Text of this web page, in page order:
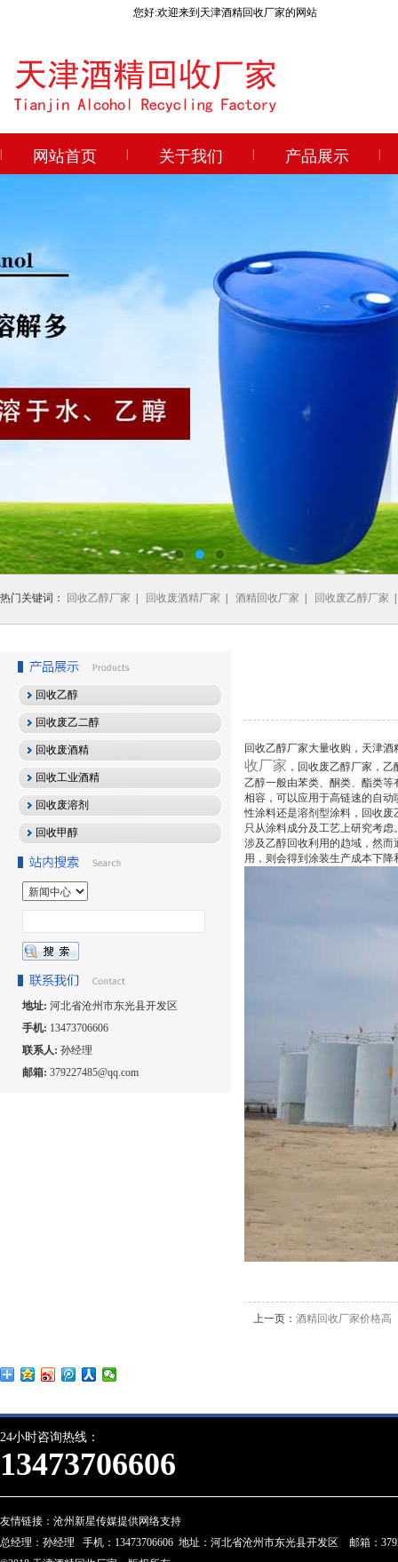
您好:欢迎来到天津酒精回收厂家的网站
网站首页 关于我们 产品展示
热门关键词： 回收乙醇厂家 回收废酒精厂家 酒精回收厂家 回收废乙醇厂家
回收乙醇
回收废乙二醇
回收废酒精
回收工业酒精
回收废溶剂
回收甲醇
地址: 河北省沧州市东光县开发区
手机: 13473706606
联系人: 孙经理
邮箱: 379227485@qq.com
回收乙醇厂家大量收购，天津
收厂家 ，回收废乙醇厂家，
乙醇一般由苯类、酮类、酯类
相容，可以应用于高链速的自
性涂料还是溶剂型涂料，回收
只从涂料成分及工艺上研究考
涉及乙醇回收利用的趋域，然
用，则会得到涂装生产成本下降
上一页： 酒精回收厂家价格高
24小时咨询热线：
13473706606
友情链接： 沧州新星传媒提供网络支持
总经理：孙经理 手机：13473706606 地址：河北省沧州市东光县开发区 邮箱：